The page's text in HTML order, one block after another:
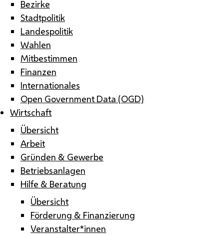
Bezirke
Stadtpolitik
Landespolitik
Wahlen
Mitbestimmen
Finanzen
Internationales
Open Government Data (OGD)
Wirtschaft
Übersicht
Arbeit
Gründen & Gewerbe
Betriebsanlagen
Hilfe & Beratung
Übersicht
Förderung & Finanzierung
Veranstalter*innen